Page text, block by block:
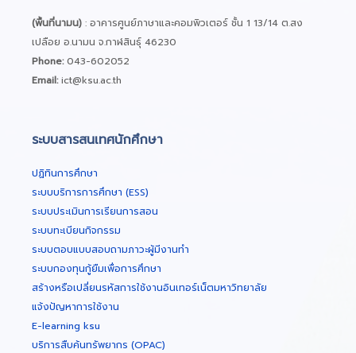
(พื้นที่นามน) : อาคารศูนย์ภาษาและคอมพิวเตอร์ ชั้น 1 13/14 ต.สง
เปลือย อ.นามน จ.กาฬสินธุ์ 46230
Phone:043-602052
Email:ict@ksu.ac.th
ระบบสารสนเทศนักศึกษา
ปฏิทินการศึกษา
ระบบบริการการศึกษา (ESS)
ระบบประเมินการเรียนการสอน
ระบบทะเบียนกิจกรรม
ระบบตอบแบบสอบถามภาวะผู้มีงานทำ
ระบบกองทุนกู้ยืมเพื่อการศึกษา
สร้างหรือเปลี่ยนรหัสการใช้งานอินเทอร์เน็ตมหาวิทยาลัย
แจ้งปัญหาการใช้งาน
E-learning ksu
บริการสืบค้นทรัพยากร (OPAC)